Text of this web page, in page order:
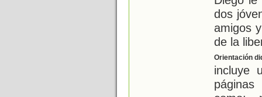
dos
amigos
de la
Orientación
incluye
páginas